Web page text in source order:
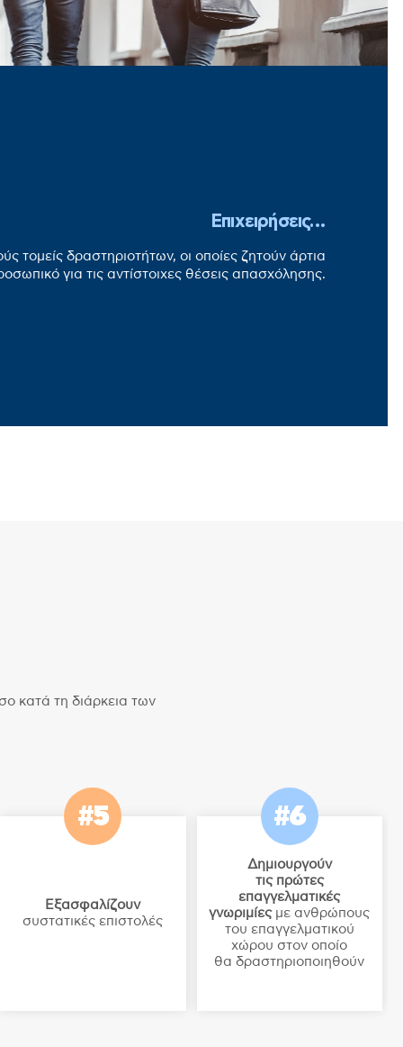
Επιχειρήσεις…
τομείς δραστηριοτήτων, οι οποίες ζητούν άρτια
για τις αντίστοιχες θέσεις απασχόλησης.
κατά τη διάρκεια των
#5
Εξασφαλίζουν
συστατικές επιστολές
#6
Δημιουργούν
τις πρώτες
επαγγελματικές
γνωριμίεςμε ανθρώπους
του επαγγελματικού
χώρου στον οποίο
θα δραστηριοποιηθούν